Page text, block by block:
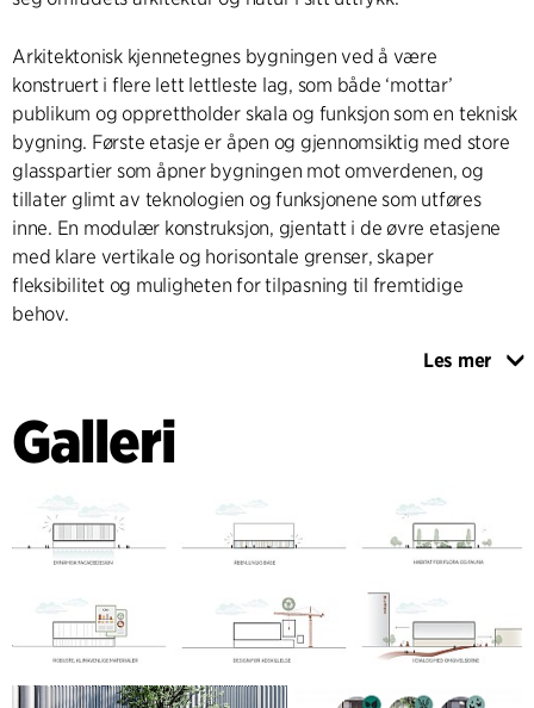
Arkitektonisk kjennetegnes bygningen ved å være
konstruert i flere lett lettleste lag, som både ‘mottar’
publikum og opprettholder skala og funksjon som en teknisk
bygning. Første etasje er åpen og gjennomsiktig med store
glasspartier som åpner bygningen mot omverdenen, og
tillater glimt av teknologien og funksjonene som utføres
inne. En modulær konstruksjon, gjentatt i de øvre etasjene
med klare vertikale og horisontale grenser, skaper
fleksibilitet og muligheten for tilpasning til fremtidige
behov.
En scenografisk belysningsplan fremhever fasadens
MILJØVENNLIG
De klimavennlige egenskapene i prosjektets arkitektur
gjenspeiles i materialene, som er holdbare og resirkulerbare.
Saltvannsbestandige aluminiums paneler i bølgeform
tillegg brukes tre paneler, som bidrar til en organisk og
sanselig opplevelse av bygningen, og forankrer den i det
grønne området. Insekthoteller i det modulære
fasadesystemet fremmer biodiversiteten i området.
Les mer
Galleri